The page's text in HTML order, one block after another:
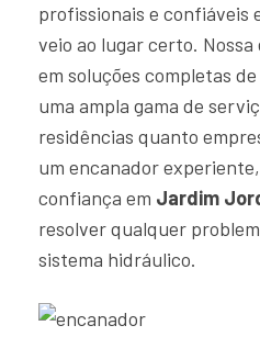
profissionais e confiáveis
veio ao lugar certo.
em soluções completas
uma ampla gama de
residências quanto
um encanador
confiança em Jardim
resolver qualquer
sistema hidráulico.